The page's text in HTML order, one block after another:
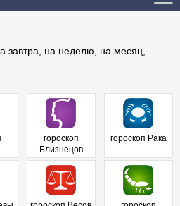
завтра, на неделю, на месяц,
гороскоп
Близнецов
гороскоп Рака